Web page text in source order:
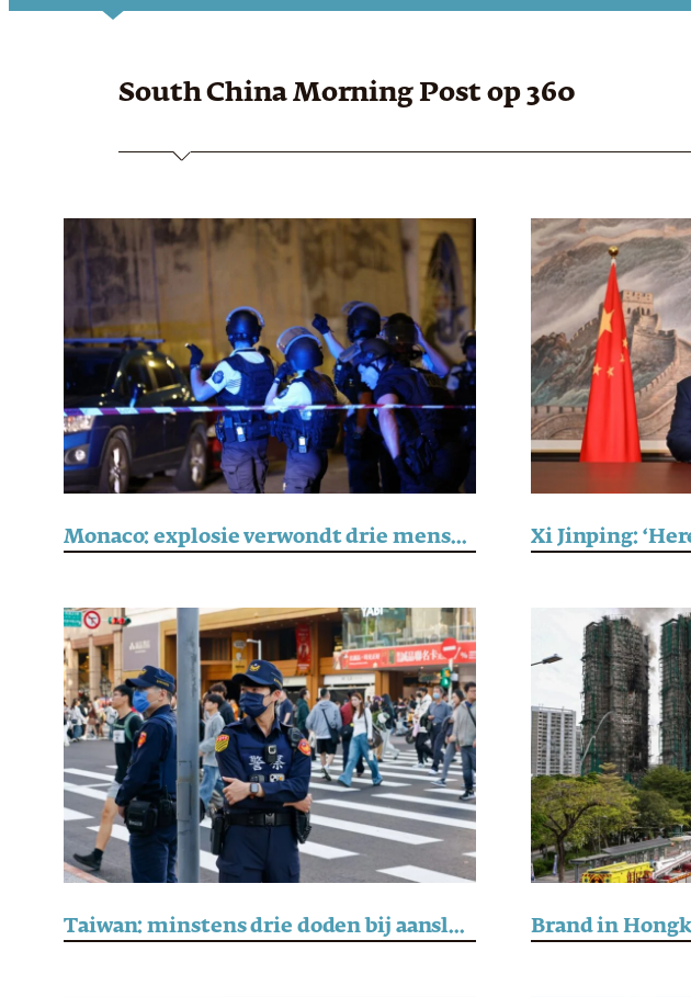
South China Morning Post op 360
Monaco: explosie verwondt drie mensen, onder wie Oekraïense oligarch
Taiwan: minstens drie doden bij aanslagen in de metro van Taipei